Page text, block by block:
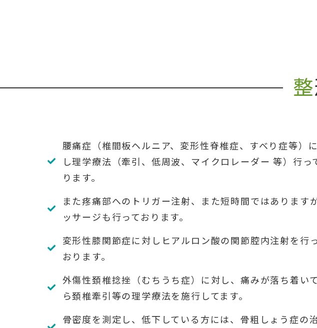
整
腰痛症（椎間板ヘルニア、変形性脊椎症、すべり症等）
し理学療法（牽引、低周波、マイクロレーダー 等）行っ
ります。
また疼痛部へのトリガー注射、また短時間ではあります
ッサージも行っております。
変形性膝関節症に対しヒアルロン酸の関節腔内注射を行
おります。
外傷性頚椎捻挫（むちうち症）に対し、痛みが落ち着い
ら頚椎牽引等の理学療法を施行してます。
骨密度を測定し、低下している方には、骨粗しょう症の